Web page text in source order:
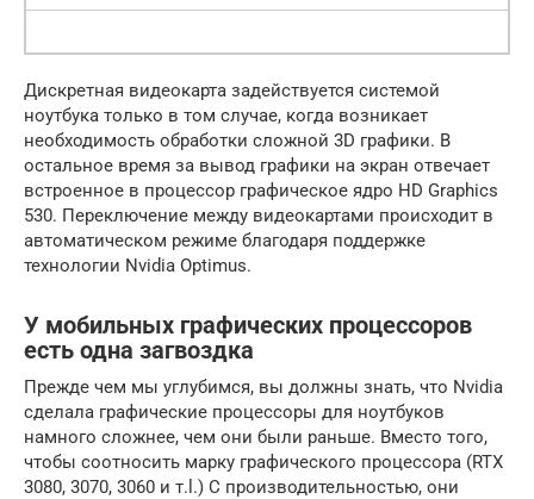
Дискретная видеокарта задействуется системой
ноутбука только в том случае, когда возникает
необходимость обработки сложной 3D графики. В
остальное время за вывод графики на экран отвечает
встроенное в процессор графическое ядро HD Graphics
530. Переключение между видеокартами происходит в
автоматическом режиме благодаря поддержке
технологии Nvidia Optimus.
У мобильных графических процессоров
есть одна загвоздка
Прежде чем мы углубимся, вы должны знать, что Nvidia
сделала графические процессоры для ноутбуков
намного сложнее, чем они были раньше. Вместо того,
чтобы соотносить марку графического процессора (RTX
3080, 3070, 3060 и т.l.) С производительностью, они